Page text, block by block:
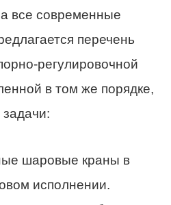
все современные
перечень
регулировочной
в том же порядке,
шаровые краны в
исполнении.